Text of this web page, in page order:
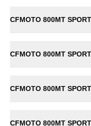
CFMOTO 800MT
CFMOTO 800MT
CFMOTO 800MT
CFMOTO 800MT